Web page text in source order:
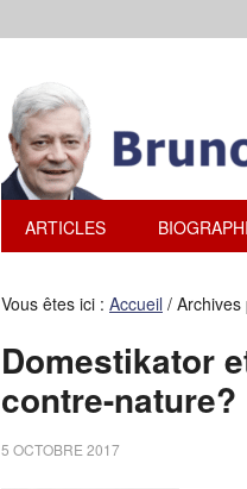
ARTICLES
Vous êtes ici : Accueil / Archives
Domestikator
contre-nature?
5 OCTOBRE 2017